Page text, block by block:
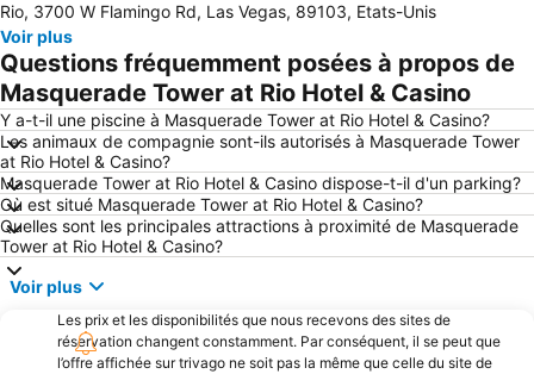
SWISS WATCH BY JCK
Rio Las Vegas
Flamingo Showroom
Centre des Congrès de Las Vegas
Quartier Downtown
Eiffel Tower
The Toller Coaster - New York New York
Buca di Beppo - Excalibur
Tour Stratosphère
Sahara Paradise Plaza
Aéroport de Las Vegas North
Via Bellagio
The D Las Vegas
Wynn Esplanade shops
NIGHTCLUB & BAR - BEVERAGE AND FOOD SHOW
Aire Nationale de Conservation de Red Rock Canyon
Barrage Hoover
Harrah's Showroom
The Fashion Show Mall
The Grand Canal Shoppes
Paradise
Rio, 3700 W Flamingo Rd, Las Vegas, 89103, Etats-Unis
Voir plus
Questions fréquemment posées à propos de
Masquerade Tower at Rio Hotel & Casino
Y a-t-il une piscine à Masquerade Tower at Rio Hotel & Casino?
Les animaux de compagnie sont-ils autorisés à Masquerade Tower
at Rio Hotel & Casino?
Masquerade Tower at Rio Hotel & Casino dispose-t-il d'un parking?
Où est situé Masquerade Tower at Rio Hotel & Casino?
Quelles sont les principales attractions à proximité de Masquerade
Tower at Rio Hotel & Casino?
Voir plus
Les prix et les disponibilités que nous recevons des sites de
réservation changent constamment. Par conséquent, il se peut que
l’offre affichée sur trivago ne soit pas la même que celle du site de